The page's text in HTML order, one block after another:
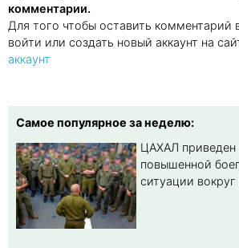
комментарии.
Для того чтобы оставить комментарий
войти или создать новый аккаунт на
аккаунт
Самое популярное за неделю:
ЦАХАЛ приведен
повышенной
ситуации